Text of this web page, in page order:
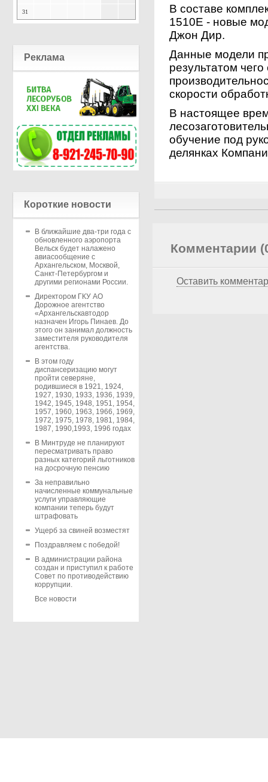
31
Реклама
Короткие новости
В ближайшие два-три года с
обновленного аэропорта
Вельск будет налажено
авиасообщение с
Архангельском, Москвой,
Санкт-Петербургом и
другими регионами России.
Директором ГКУ АО
Дорожное агентство
«Архангельскавтодор
назначен Игорь Пинаев. До
этого он занимал должность
заместителя руководителя
агентства.
В этом году
диспансеризацию могут
пройти северяне,
родившиеся в 1921, 1924,
1927, 1930, 1933, 1936, 1939,
1942, 1945, 1948, 1951, 1954,
1957, 1960, 1963, 1966, 1969,
1972, 1975, 1978, 1981, 1984,
1987, 1990,1993, 1996 годах
В Минтруде не планируют
пересматривать право
разных категорий льготников
на досрочную пенсию
За неправильно
начисленные коммунальные
услуги управляющие
компании теперь будут
штрафовать
Ущерб за свиней возместят
Поздравляем с победой!
В администрации района
создан и приступил к работе
Совет по противодействию
коррупции.
Все новости
В составе
1510Е - новые
Джон Дир.
Данные модели
результатом
скорости
В настоящее
обучение под
делянках
Комментарии
Оставить